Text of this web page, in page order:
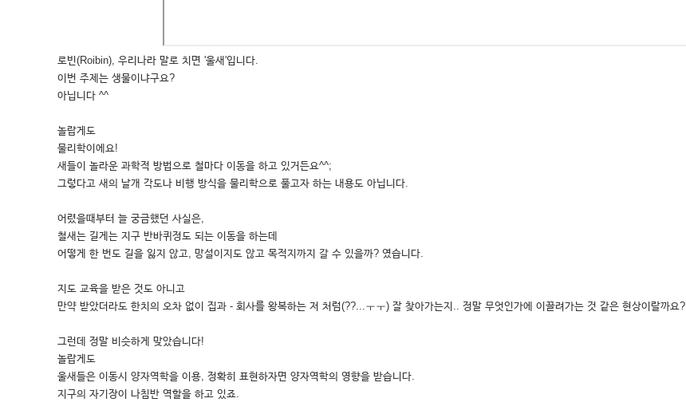
로빈(Roibin), 우리나라 말로 치면 '울새'입니다.
이번 주제는 생물이냐구요?
아닙니다 ^^
놀랍게도
물리학이에요!
새들이 놀라운 과학적 방법으로 철마다 이동을 하고 있거든요^^;
그렇다고 새의 날개 각도나 비행 방식을 물리학으로 풀고자 하는 내용도 아닙니다.
어렸을때부터 늘 궁금했던 사실은,
철새는 길게는 지구 반바퀴정도 되는 이동을 하는데
어떻게 한 번도 길을 잃지 않고, 망설이지도 않고 목적지까지 갈 수 있을까? 였습니다.
지도 교육을 받은 것도 아니고
만약 받았더라도 한치의 오차 없이 집과 - 회사를 왕복하는 저 처럼(??...ㅜㅜ) 잘 찾아가는지.. 정말 무엇인가에 이끌려가는 것 같은 현상이랄까요?
그런데 정말 비슷하게 맞았습니다!
놀랍게도
울새들은 이동시 양자역학을 이용, 정확히 표현하자면 양자역학의 영향을 받습니다.
지구의 자기장이 나침반 역할을 하고 있죠.